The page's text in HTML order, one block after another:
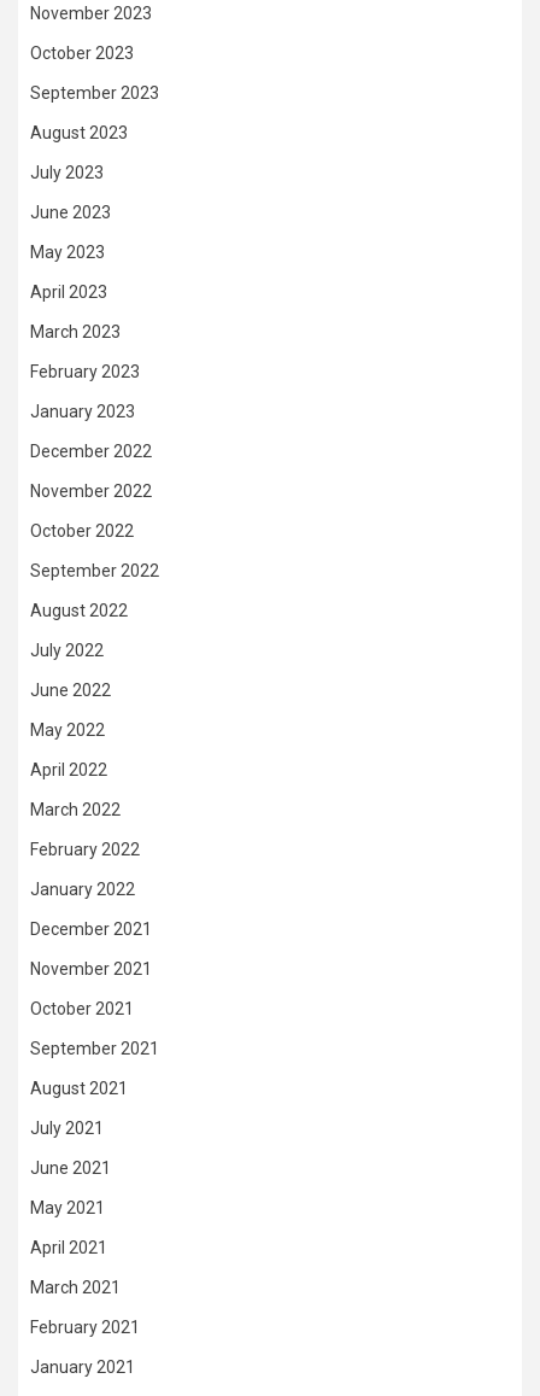
November 2023
October 2023
September 2023
August 2023
July 2023
June 2023
May 2023
April 2023
March 2023
February 2023
January 2023
December 2022
November 2022
October 2022
September 2022
August 2022
July 2022
June 2022
May 2022
April 2022
March 2022
February 2022
January 2022
December 2021
November 2021
October 2021
September 2021
August 2021
July 2021
June 2021
May 2021
April 2021
March 2021
February 2021
January 2021